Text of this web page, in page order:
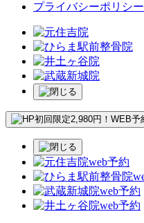
プライバシーポリシー